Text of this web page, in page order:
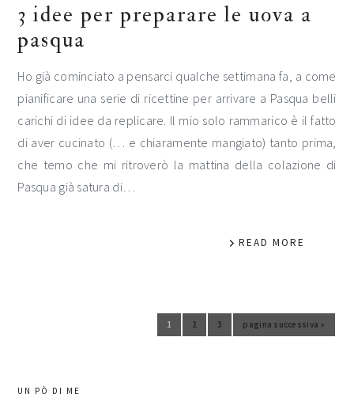
3 idee per preparare le uova a
pasqua
Ho già cominciato a pensarci qualche settimana fa, a come
pianificare una serie di ricettine per arrivare a Pasqua belli
carichi di idee da replicare. Il mio solo rammarico è il fatto
di aver cucinato (… e chiaramente mangiato) tanto prima,
che temo che mi ritroverò la mattina della colazione di
Pasqua già satura di…
READ MORE
Vai alla pagina
1
Vai alla pagina
2
Vai alla pagina
3
Vai alla
pagina successiva »
barra
UN PÒ DI ME